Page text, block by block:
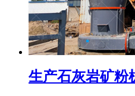
生产石灰岩矿粉